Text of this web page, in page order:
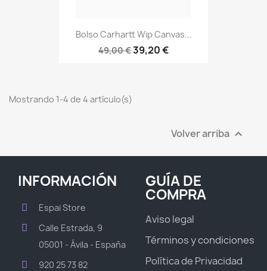
Bolso Carhartt Wip Canvas...
49,00 €39,20 €
Mostrando 1-4 de 4 artículo(s)
Volver arriba 
INFORMACIÓN
Espai Store
Calle Estrada, 9
05001 - Ávila - España
920 25 73 82
GUÍA DE
COMPRA
Aviso legal
Términos y condiciones
Política de Privacidad